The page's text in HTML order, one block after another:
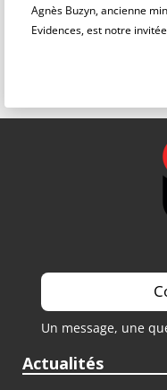
Agnès Buzyn, ancienne
Evidences, est notre
Un message, une
Actualités